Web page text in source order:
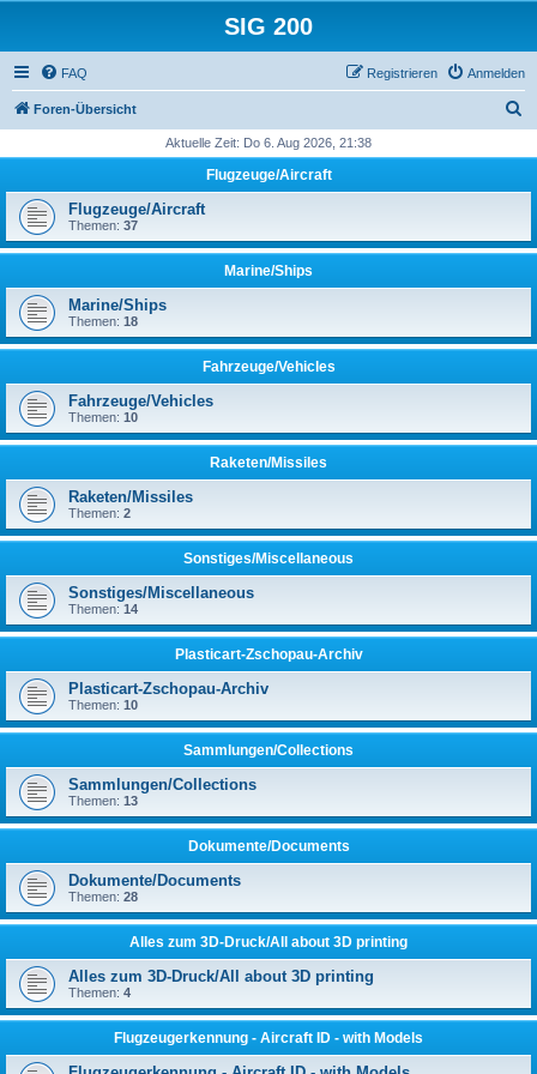
SIG 200
FAQ Anmelden
Registrieren
Foren-Übersicht
h
Aktuelle Zeit: Do 6. Aug 2026, 21:38
Flugzeuge/Aircraft
Flugzeuge/Aircraft
Themen: 37
Marine/Ships
Marine/Ships
Themen: 18
Fahrzeuge/Vehicles
Fahrzeuge/Vehicles
Themen: 10
Raketen/Missiles
Raketen/Missiles
Themen: 2
Sonstiges/Miscellaneous
Sonstiges/Miscellaneous
Themen: 14
Plasticart-Zschopau-Archiv
Plasticart-Zschopau-Archiv
Themen: 10
Sammlungen/Collections
Sammlungen/Collections
Themen: 13
Dokumente/Documents
Dokumente/Documents
Themen: 28
Alles zum 3D-Druck/All about 3D printing
Alles zum 3D-Druck/All about 3D printing
Themen: 4
Flugzeugerkennung - Aircraft ID - with Models